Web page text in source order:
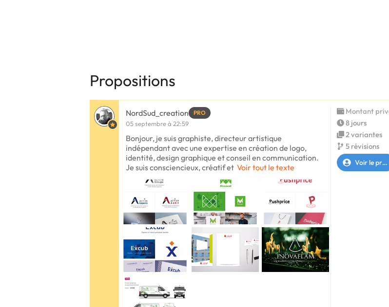
Propositions
NordSud_creation PRO
05 septembre à 22:59
Bonjour, je suis graphiste, directeur artistique
indépendant avec une expertise en création de logo,
identité, design graphique et conseil en communication.
Je suis consciencieux, créatif et Voir tout le texte
Montant
8 jours
2 variantes
5 révisions
Voir le profil